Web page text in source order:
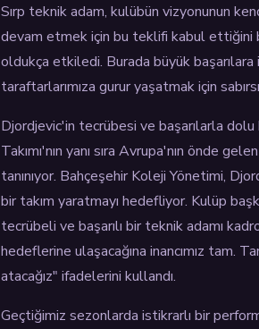
Sırp teknik adam, kulübün vizyonunun
devam etmek için bu teklifi kabul ettiğini
oldukça etkiledi. Burada büyük
taraftarlarımıza gurur yaşatmak için
Djordjevic'in tecrübesi ve başarılarla
Takımı'nın yanı sıra Avrupa'nın önde
tanınıyor. Bahçeşehir Koleji Yönetimi,
bir takım yaratmayı hedefliyor. Kulüp
tecrübeli ve başarılı bir teknik adamı
hedeflerine ulaşacağına inancımız tam.
atacağız" ifadelerini kullandı.
Geçtiğimiz sezonlarda istikrarlı bir